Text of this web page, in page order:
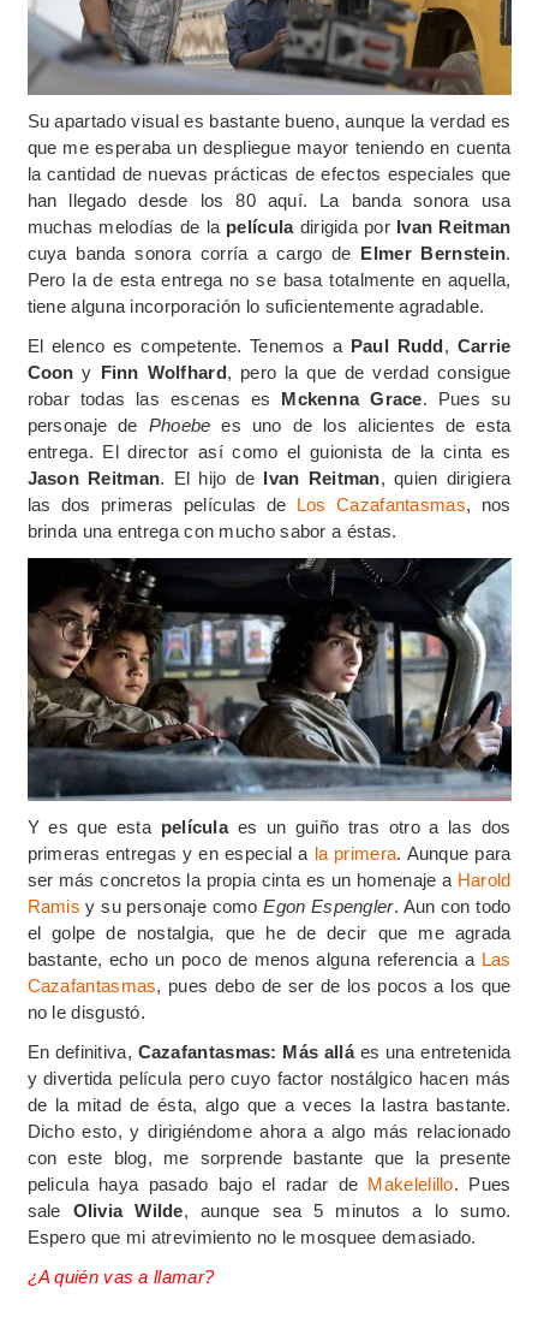
Su apartado visual es bastante bueno, aunque la verdad es
que me esperaba un despliegue mayor teniendo en cuenta
la cantidad de nuevas prácticas de efectos especiales que
han llegado desde los 80 aquí. La banda sonora usa
muchas melodías de la películadirigida por Ivan Reitman
cuya banda sonora corría a cargo de Elmer Bernstein.
Pero la de esta entrega no se basa totalmente en aquella,
tiene alguna incorporación lo suficientemente agradable.
El elenco es competente. Tenemos a Paul Rudd, Carrie
Coon y Finn Wolfhard, pero la que de verdad consigue
robar todas las escenas es Mckenna Grace. Pues su
personaje de Phoebe es uno de los alicientes de esta
entrega. El director así como el guionista de la cinta es
Jason Reitman. El hijo de Ivan Reitman, quien dirigiera
las dos primeras películas de Los Cazafantasmas, nos
brinda una entrega con mucho sabor a éstas.
Y es que esta películaes un guiño tras otro a las dos
primeras entregas y en especial a la primera. Aunque para
ser más concretos la propia cinta es un homenaje a Harold
Ramis y su personaje comoEgon Espengler. Aun con todo
el golpe de nostalgia, que he de decir que me agrada
bastante, echo un poco de menos alguna referencia a Las
Cazafantasmas, pues debo de ser de los pocos a los que
no le disgustó.
En definitiva, Cazafantasmas: Más alláes una entretenida
y divertida película pero cuyo factor nostálgico hacen más
de la mitad de ésta, algo que a veces la lastra bastante.
Dicho esto, y dirigiéndome ahora a algo más relacionado
con este blog, me sorprende bastante que la presente
pelicula haya pasado bajo el radar de Makelelillo. Pues
sale Olivia Wilde, aunque sea 5 minutos a lo sumo.
Espero que mi atrevimiento no le mosquee demasiado.
¿A quién vas a llamar?